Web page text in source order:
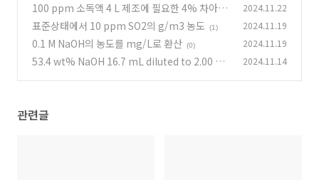
100 ppm 소독액 4 L 제조에 필요한 4% 차아염
소산나트륨 용액의 양 (1)
2024.11.22
표준상태에서 10 ppm SO2의 g/m3 농도 (1) 2024.11.19
0.1 M NaOH의 농도를 mg/L로 환산 (0) 2024.11.19
53.4 wt% NaOH 16.7 mL diluted to 2.00 L g
2024.11.14
관련글